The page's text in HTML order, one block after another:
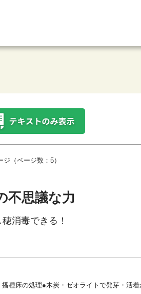
（ページ数：5）
不思議な力
消毒できる！
種床の処理●木炭・ゼオライトで発芽・活